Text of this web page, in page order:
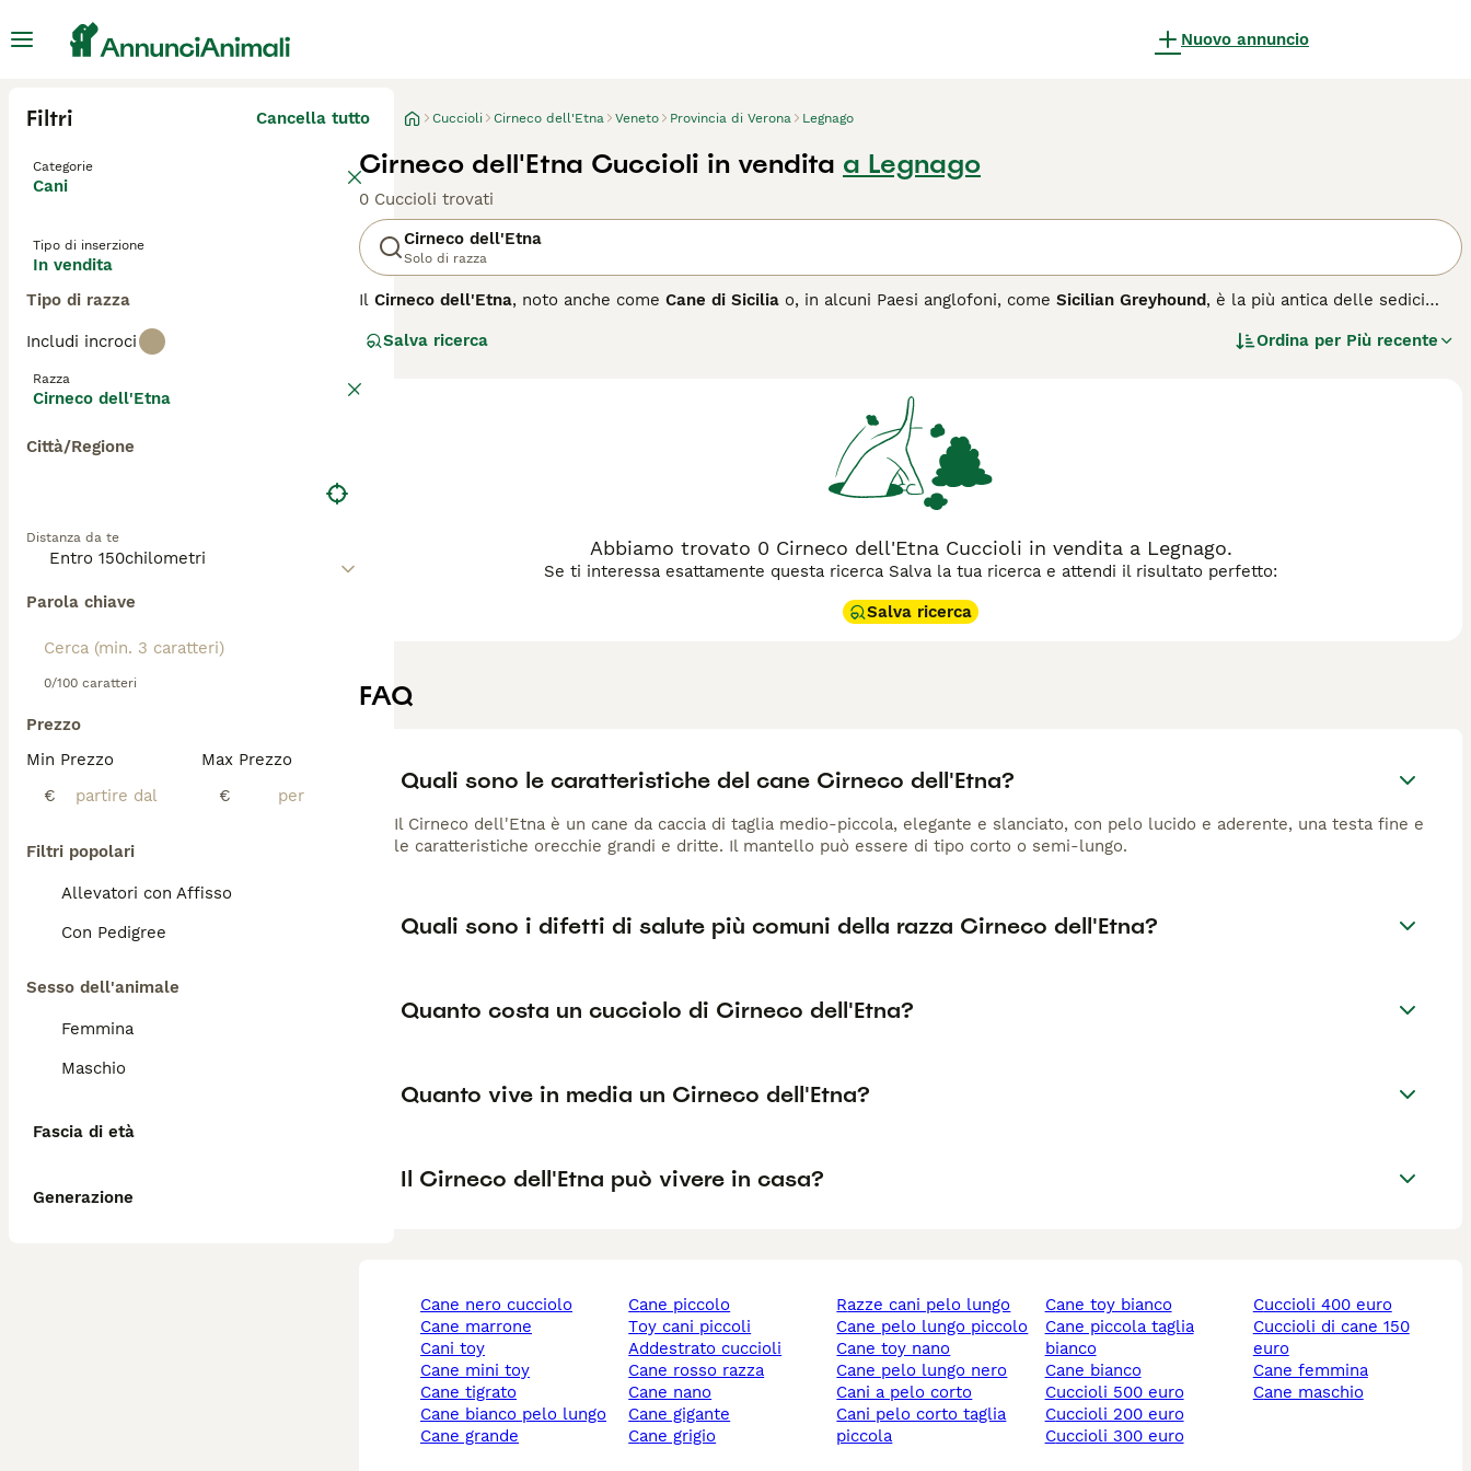
Nuovo annuncio
Filtri Cancella tutto
Categorie
Cani
Tipo di inserzione
In vendita
Tipo di razza
Includi incroci
Razza
Cirneco dell'Etna
Città/Regione
Distanza da te
Parola chiave
0/100 caratteri
Prezzo
Min Prezzo
€
Max Prezzo
€
Filtri popolari
Allevatori con Affisso
Con Pedigree
Sesso dell'animale
Femmina
Maschio
Fascia di età
Generazione
Cuccioli Cirneco dell'Etna Veneto Provincia di Verona Legnago
Cirneco dell'Etna Cuccioli in vendita a Legnago
0 Cuccioli trovati
Cirneco dell'Etna
Solo di razza
Il Cirneco dell'Etna, noto anche come Cane di Sicilia o, in alcuni Paesi anglofoni, come Sicilian Greyhound, è la più antica delle sedici
epoche remote: si ritiene che il Cirneco discenda da antichi cani da caccia allevati nell'antico Egitto e diffusi nell'isola dai Fenici, e
pochissime modificazioni rispetto al tipo originale, conservando la purezza di un cane primitivo formatosi per selezione naturale sui
Il Cirneco dell'Etna è un cane di taglia media, snello, elegante e straordinariamente resistente, capace di lavorare per ore sulle pietraie
vulcaniche anche in condizioni di caldo intenso e scarsa idratazione. Il mantello è corto, di colore leonato in varie sfumature, talvolta con
macchie bianche. Il carattere è vivace, intelligente e molto legato al padrone, pur mantenendo l'indipendenza tipica dei cani primitivi e un
un'aspettativa di vita di 12-14 anni — è una scelta gratificante per famiglie attive e amanti delle razze autoctone italiane.
Salva ricerca Ordina per Più recente
Abbiamo trovato 0 Cirneco dell'Etna Cuccioli in vendita a Legnago.
Se ti interessa esattamente questa ricerca Salva la tua ricerca e attendi il risultato perfetto:
Salva ricerca
FAQ
Quali sono le caratteristiche del cane Cirneco dell'Etna?
Il Cirneco dell'Etna è un cane da caccia di taglia medio-piccola, elegante e slanciato, con pelo lucido e aderente, una testa fine e
le caratteristiche orecchie grandi e dritte. Il mantello può essere di tipo corto o semi-lungo.
Quali sono i difetti di salute più comuni della razza Cirneco dell'Etna?
Quanto costa un cucciolo di Cirneco dell'Etna?
Quanto vive in media un Cirneco dell'Etna?
Il Cirneco dell'Etna può vivere in casa?
cane nero cucciolo
cane marrone
cani toy
cane mini toy
cane tigrato
cane bianco pelo lungo
cane grande
cane piccolo
toy cani piccoli
addestrato cuccioli
cane rosso razza
cane nano
cane gigante
cane grigio
razze cani pelo lungo
cane pelo lungo piccolo
cane toy nano
cane pelo lungo nero
cani a pelo corto
cani pelo corto taglia
piccola
cane toy bianco
cane piccola taglia
bianco
cane bianco
cuccioli 500 euro
cuccioli 200 euro
cuccioli 300 euro
cuccioli 400 euro
cuccioli di cane 150
euro
cane femmina
cane maschio